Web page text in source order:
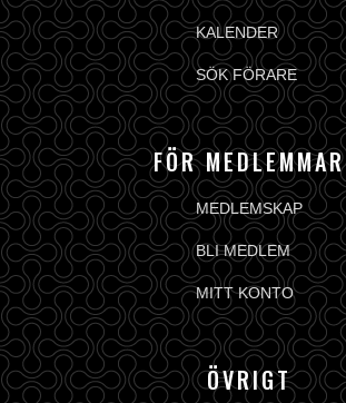
KALENDER
SÖK FÖRARE
FÖR MEDLEMMAR
MEDLEMSKAP
BLI MEDLEM
MITT KONTO
ÖVRIGT